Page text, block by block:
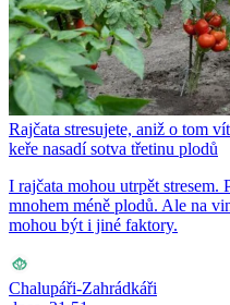
Rajčata stresujete, aniž o tom
keře nasadí sotva třetinu plodů
I rajčata mohou utrpět stresem.
mnohem méně plodů. Ale na
mohou být i jiné faktory.
Chalupáři-Zahrádkáři